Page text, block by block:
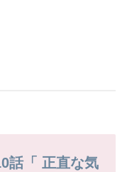
話「 正直な気